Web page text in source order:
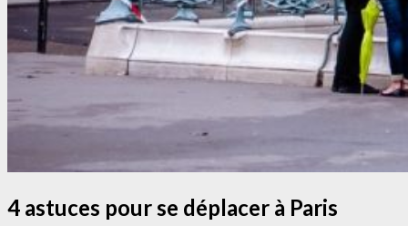
4 astuces pour se déplacer à Paris